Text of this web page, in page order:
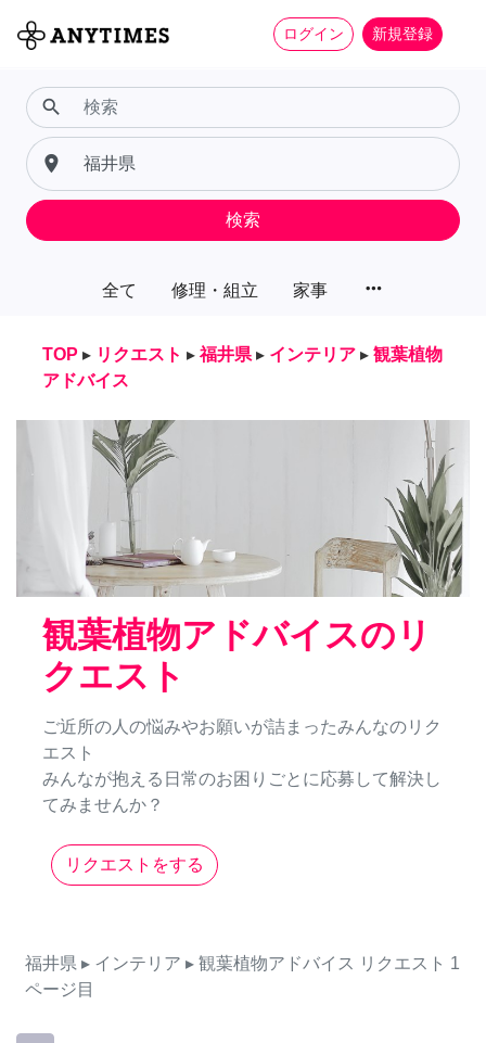
ログイン 新規登録
全て 修理・組立 家事 more_horiz
search
place
検索
TOP ▸ リクエスト ▸ 福井県 ▸ インテリア ▸ 観葉植物
アドバイス
観葉植物アドバイスのリ
クエスト
ご近所の人の悩みやお願いが詰まったみんなのリク
エスト
みんなが抱える日常のお困りごとに応募して解決し
てみませんか？
リクエストをする
福井県 ▸ インテリア ▸ 観葉植物アドバイス リクエスト 1
ページ目